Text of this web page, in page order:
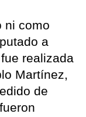
ni como
a
realizada
Martínez,
de